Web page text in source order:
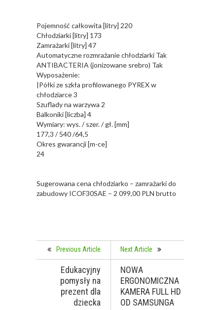
Pojemność całkowita [litry] 220
Chłodziarki [litry] 173
Zamrażarki [litry] 47
Automatyczne rozmrażanie chłodziarki Tak
ANTIBACTERIA (jonizowane srebro) Tak
Wyposażenie:
|Półki ze szkła profilowanego PYREX w
chłodziarce 3
Szuflady na warzywa 2
Balkoniki [liczba] 4
Wymiary: wys. / szer. / gł. [mm]
177,3 / 540 /64,5
Okres gwarancji [m-ce]
24
Sugerowana cena chłodziarko – zamrażarki do
zabudowy ICOF30SAE – 2 099,00 PLN brutto
Previous Article
Edukacyjny
pomysły na
prezent dla
dziecka
Next Article
NOWA
ERGONOMICZNA
KAMERA FULL HD
OD SAMSUNGA